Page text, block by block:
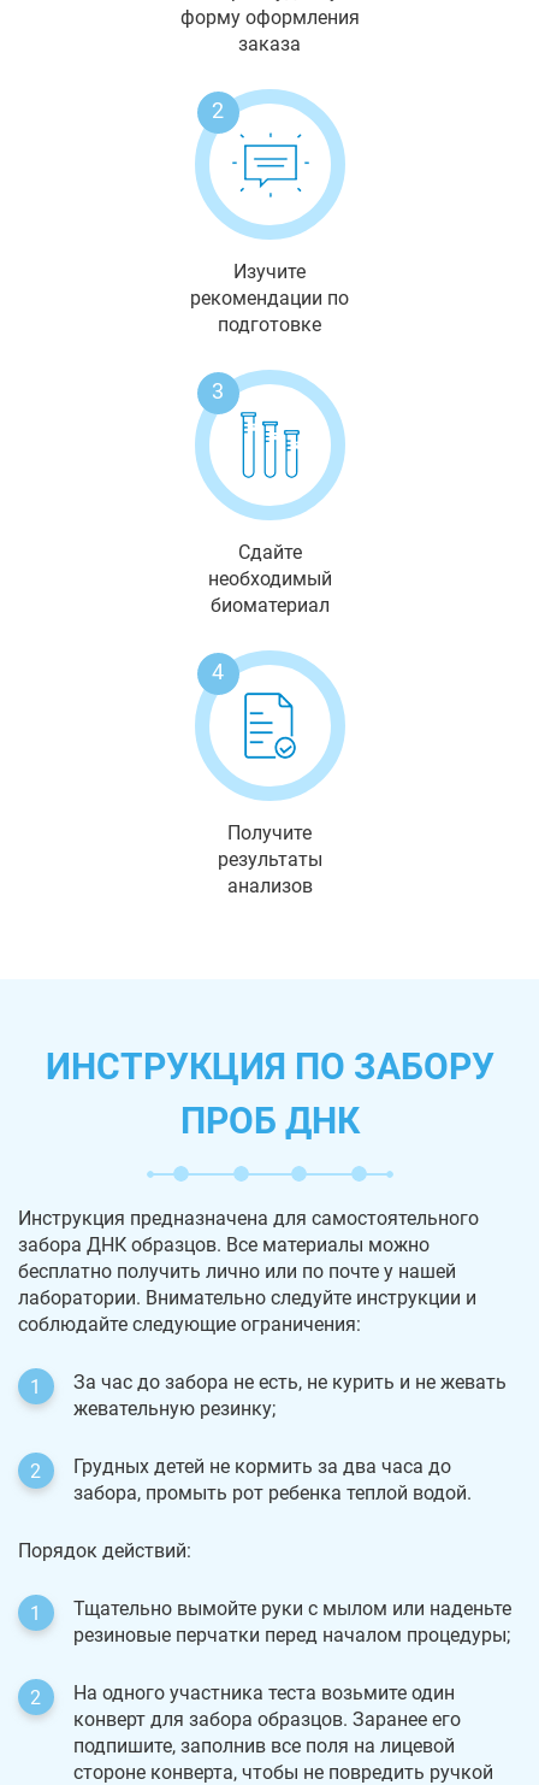
форму оформления
заказа
2
Изучите
рекомендации по
подготовке
3
Сдайте
необходимый
биоматериал
4
Получите
результаты
анализов
ИНСТРУКЦИЯ ПО ЗАБОРУ
ПРОБ ДНК
Инструкция предназначена для самостоятельного
забора ДНК образцов. Все материалы можно
бесплатно получить лично или по почте у нашей
лаборатории. Внимательно следуйте инструкции и
соблюдайте следующие ограничения:
За час до забора не есть, не курить и не жевать
жевательную резинку;
Грудных детей не кормить за два часа до
забора, промыть рот ребенка теплой водой.
Порядок действий:
Тщательно вымойте руки с мылом или наденьте
резиновые перчатки перед началом процедуры;
На одного участника теста возьмите один
конверт для забора образцов. Заранее его
подпишите, заполнив все поля на лицевой
стороне конверта, чтобы не повредить ручкой